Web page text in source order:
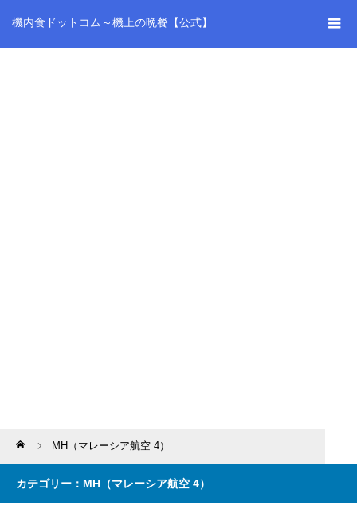
機内食ドットコム～機上の晩餐【公式】
Home MH（マレーシア航空 4）
カテゴリー：MH（マレーシア航空 4）